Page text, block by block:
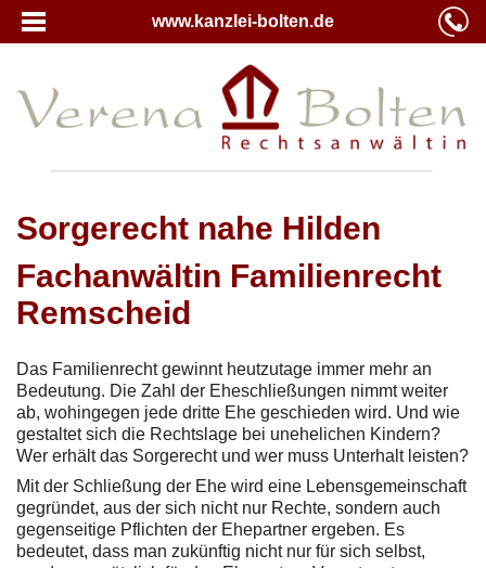
www.kanzlei-bolten.de
Sorgerecht nahe Hilden
Fachanwältin Familienrecht
Remscheid
Das Familienrecht gewinnt heutzutage immer mehr an
Bedeutung. Die Zahl der Eheschließungen nimmt weiter
ab, wohingegen jede dritte Ehe geschieden wird. Und wie
gestaltet sich die Rechtslage bei unehelichen Kindern?
Wer erhält das Sorgerecht und wer muss Unterhalt leisten?
Mit der Schließung der Ehe wird eine Lebensgemeinschaft
gegründet, aus der sich nicht nur Rechte, sondern auch
gegenseitige Pflichten der Ehepartner ergeben. Es
bedeutet, dass man zukünftig nicht nur für sich selbst,